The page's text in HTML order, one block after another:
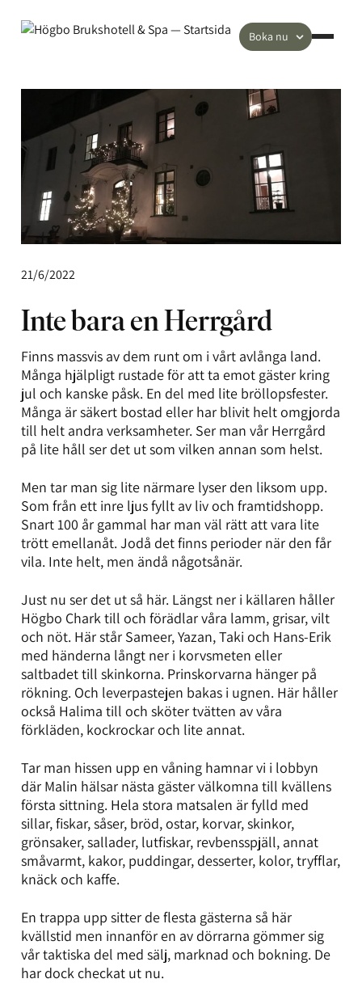
Boka nu
21/6/2022
Inte bara en Herrgård
Finns massvis av dem runt om i vårt avlånga land.
Många hjälpligt rustade för att ta emot gäster kring
jul och kanske påsk. En del med lite bröllopsfester.
Många är säkert bostad eller har blivit helt omgjorda
till helt andra verksamheter. Ser man vår Herrgård
på lite håll ser det ut som vilken annan som helst.
Men tar man sig lite närmare lyser den liksom upp.
Som från ett inre ljus fyllt av liv och framtidshopp.
Snart 100 år gammal har man väl rätt att vara lite
trött emellanåt. Jodå det finns perioder när den får
vila. Inte helt, men ändå någotsånär.
Just nu ser det ut så här. Längst ner i källaren håller
Högbo Chark till och förädlar våra lamm, grisar, vilt
och nöt. Här står Sameer, Yazan, Taki och Hans-Erik
med händerna långt ner i korvsmeten eller
saltbadet till skinkorna. Prinskorvarna hänger på
rökning. Och leverpastejen bakas i ugnen. Här håller
också Halima till och sköter tvätten av våra
förkläden, kockrockar och lite annat.
Tar man hissen upp en våning hamnar vi i lobbyn
där Malin hälsar nästa gäster välkomna till kvällens
första sittning. Hela stora matsalen är fylld med
sillar, fiskar, såser, bröd, ostar, korvar, skinkor,
grönsaker, sallader, lutfiskar, revbensspjäll, annat
småvarmt, kakor, puddingar, desserter, kolor, tryfflar,
knäck och kaffe.
En trappa upp sitter de flesta gästerna så här
kvällstid men innanför en av dörrarna gömmer sig
vår taktiska del med sälj, marknad och bokning. De
har dock checkat ut nu.